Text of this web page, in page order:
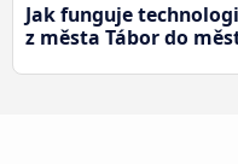
Jak funguje
z města Tábor do